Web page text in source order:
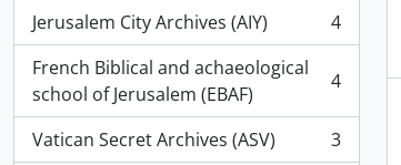
Jerusalem City Archives (AIY)
, 4 αποτελέσματα
4
French Biblical and achaeological
school of Jerusalem (EBAF)
, 4 αποτελέσματα 4
Vatican Secret Archives (ASV)
, 3 αποτελέσματα
3